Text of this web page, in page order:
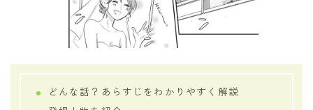
どんな話？あらすじをわかりやすく解説